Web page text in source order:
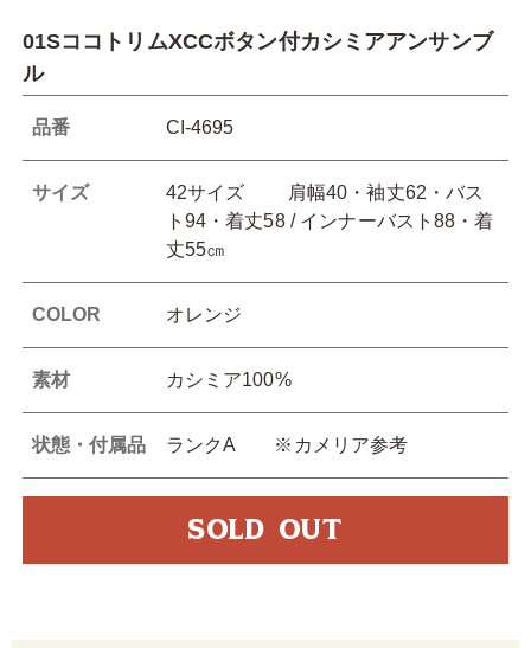
01SココトリムXCCボタン付カシミアアンサンブ
ル
品番 CI-4695
サイズ
42サイズ 肩幅40・袖丈62・バス
ト94・着丈58 / インナーバスト88・着
丈55㎝
COLOR オレンジ
素材 カシミア100%
状態・付属品 ランクA ※カメリア参考
SOLD OUT